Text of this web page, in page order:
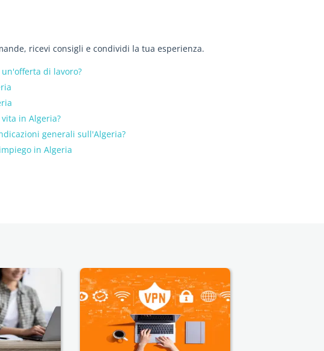
ricevi consigli e condividi la tua esperienza.
di lavoro?
in Algeria?
generali sull'Algeria?
in Algeria